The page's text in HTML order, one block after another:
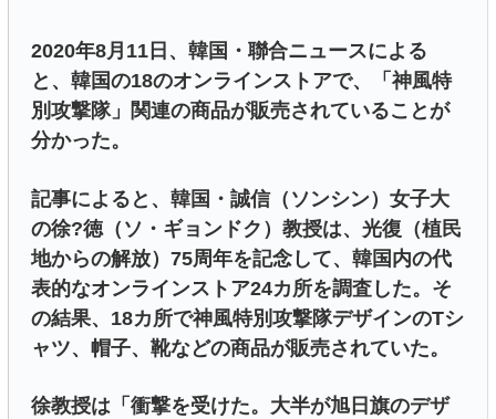
2020年8月11日、韓国・聯合ニュースによる
と、韓国の18のオンラインストアで、「神風特
別攻撃隊」関連の商品が販売されていることが
分かった。
記事によると、韓国・誠信（ソンシン）女子大
の徐?徳（ソ・ギョンドク）教授は、光復（植民
地からの解放）75周年を記念して、韓国内の代
表的なオンラインストア24カ所を調査した。そ
の結果、18カ所で神風特別攻撃隊デザインのTシ
ャツ、帽子、靴などの商品が販売されていた。
徐教授は「衝撃を受けた。大半が旭日旗のデザ